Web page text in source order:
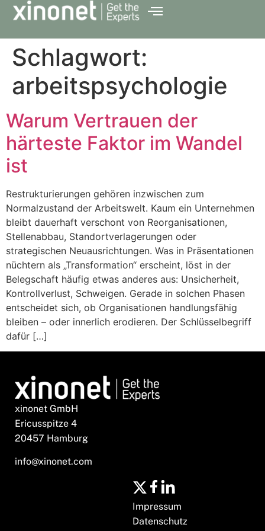
Schlagwort:
arbeitspsychologie
Warum Vertrauen der
härteste Faktor im Wandel
ist
Restrukturierungen gehören inzwischen zum
Normalzustand der Arbeitswelt. Kaum ein Unternehmen
bleibt dauerhaft verschont von Reorganisationen,
Stellenabbau, Standortverlagerungen oder
strategischen Neuausrichtungen. Was in Präsentationen
nüchtern als „Transformation“ erscheint, löst in der
Belegschaft häufig etwas anderes aus: Unsicherheit,
Kontrollverlust, Schweigen. Gerade in solchen Phasen
entscheidet sich, ob Organisationen handlungsfähig
bleiben – oder innerlich erodieren. Der Schlüsselbegriff
dafür […]
xinonet GmbH
Ericusspitze 4
20457 Hamburg
info@xinonet.com
Impressum
Datenschutz